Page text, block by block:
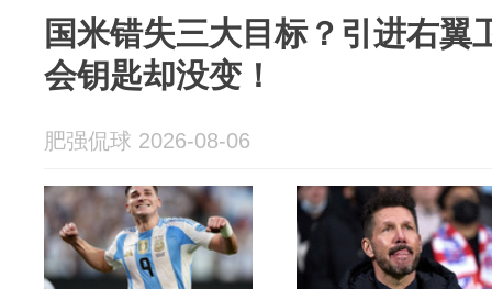
国米错失三大目标？引进右翼
会钥匙却没变！
肥强侃球 2026-08-06